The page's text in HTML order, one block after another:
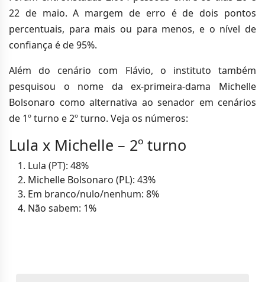
22 de maio. A margem de erro é de dois pontos
percentuais, para mais ou para menos, e o nível de
confiança é de 95%.
Além do cenário com Flávio, o instituto também
pesquisou o nome da ex-primeira-dama Michelle
Bolsonaro como alternativa ao senador em cenários
de 1º turno e 2º turno. Veja os números:
Lula x Michelle – 2º turno
Lula (PT): 48%
Michelle Bolsonaro (PL): 43%
Em branco/nulo/nenhum: 8%
Não sabem: 1%